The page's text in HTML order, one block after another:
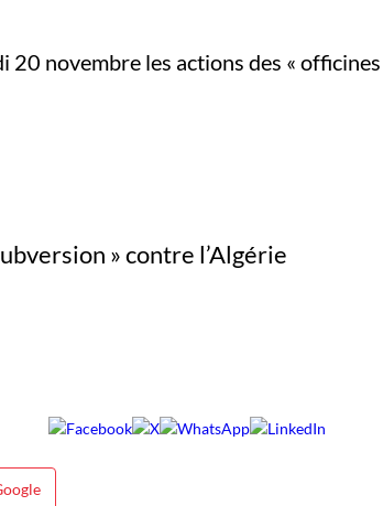
20 novembre les actions des «